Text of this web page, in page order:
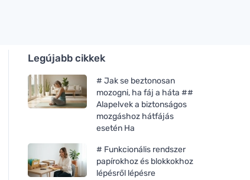
Legújabb cikkek
# Jak se beztonosan
mozogni, ha fáj a háta ##
Alapelvek a biztonságos
mozgáshoz hátfájás
esetén Ha
# Funkcionális rendszer
papírokhoz és blokkokhoz
lépésről lépésre